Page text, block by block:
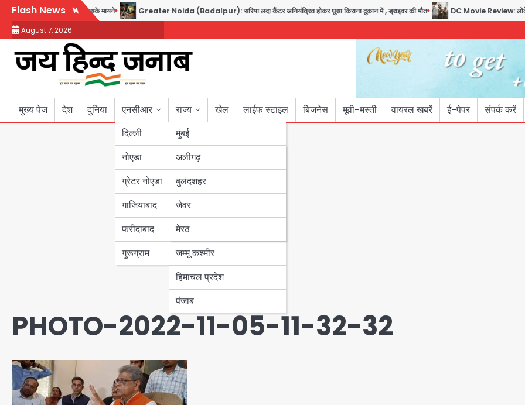
Skip
content
Flash News
रक्षा समझौता, जानें इसके मायने Greater Noida (Badalpur): सरिया लदा कैंटर अनियंत्रित होकर घुसा किराना दुकान में , ड्राइवर की मौत DC Movie Review: लोकेश
August 7, 2026
मुख्य पेज देश दुनिया
एनसीआर
दिल्ली
नोएडा
ग्रेटर नोएडा
गाजियाबाद
फरीदाबाद
गुरूग्राम
राज्य
मुंबई
उत्तर प्रदेश
अलीगढ़
बुलंदशहर
जेवर
मेरठ
बिहार
पंजाब
हरियाणा
जम्मू कश्मीर
हिमाचल प्रदेश
पंजाब
खेल लाईफ स्टाइल बिजनेस मूवी-मस्ती वायरल खबरें ई-पेपर संपर्क करें
PHOTO-2022-11-05-11-32-32